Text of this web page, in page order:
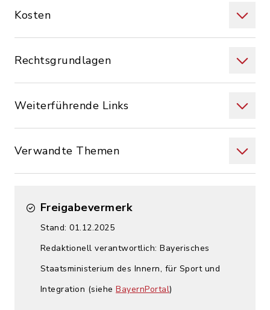
Kosten
Rechtsgrundlagen
Weiterführende Links
Verwandte Themen
Freigabevermerk
Stand: 01.12.2025
Redaktionell verantwortlich: Bayerisches
Staatsministerium des Innern, für Sport und
Integration (siehe BayernPortal)